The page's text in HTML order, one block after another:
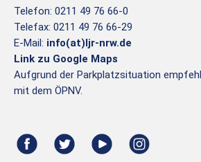
Telefon: 0211 49 76 66-0
Telefax: 0211 49 76 66-29
E-Mail: info(at)ljr-nrw.de
Link zu Google Maps
Aufgrund der Parkplatzsituation
mit dem ÖPNV.